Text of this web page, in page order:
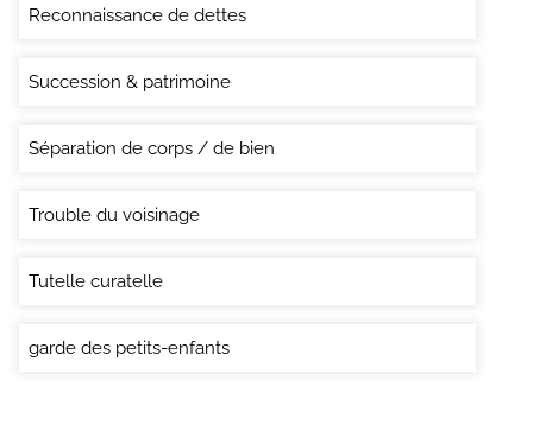
Reconnaissance de dettes
Succession & patrimoine
Séparation de corps / de bien
Trouble du voisinage
Tutelle curatelle
garde des petits-enfants